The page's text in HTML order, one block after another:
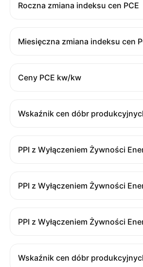
Roczna zmiana indeksu cen PCE
Miesięczna zmiana indeksu cen
Ceny PCE kw/kw
Wskaźnik cen dóbr
Wskaźnik cen dóbr